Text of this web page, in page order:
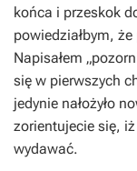
końca i przeskok
powiedziałbym, że
Napisałem
się w pierwszych
jedynie nałożyło
zorientujecie się,
wydawać.